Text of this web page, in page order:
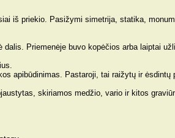
iš priekio. Pasižymi simetrija, statika,
Priemenėje buvo kopėčios arba laiptai
apibūdinimas. Pastaroji, tai raižytų ir ėsdintų
skiriamos medžio, vario ir kitos